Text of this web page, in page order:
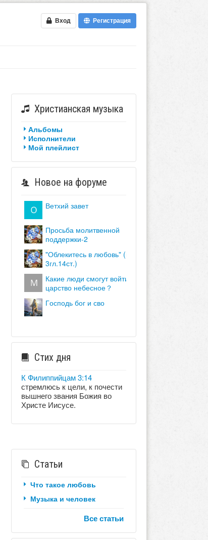
Вход Регистрация
Христианская музыка
Альбомы
Исполнители
Мой плейлист
Новое на форуме
ветхий завет
просьба молитвенной
поддержки-2
"облекитесь в любовь" (кол.
3гл.14ст.)
какие люди смогут войти в
царство небесное？
господь бог и сво
Стих дня
К Филиппийцам 3:14
стремлюсь к цели, к почести
вышнего звания Божия во
Христе Иисусе.
Статьи
Что такое любовь
Музыка и человек
Все статьи